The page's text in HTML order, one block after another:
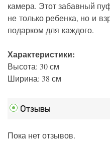
камера. Этот забавный
не только ребенка, но и
подарком для каждого.
Характеристики:
Высота: 30 см
Ширина: 38 см
Отзывы
Пока нет отзывов.